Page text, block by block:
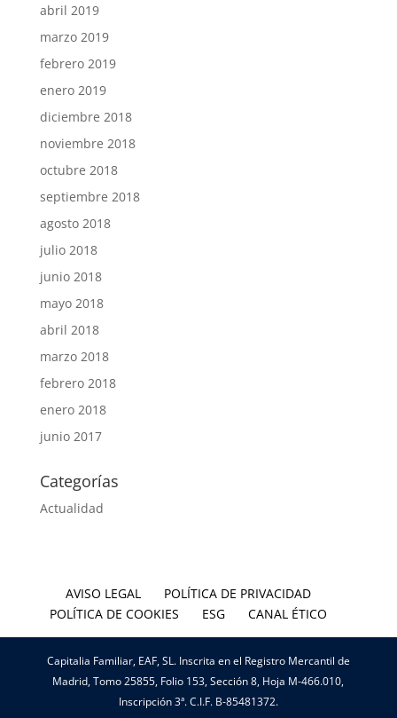
abril 2019
marzo 2019
febrero 2019
enero 2019
diciembre 2018
noviembre 2018
octubre 2018
septiembre 2018
agosto 2018
julio 2018
junio 2018
mayo 2018
abril 2018
marzo 2018
febrero 2018
enero 2018
junio 2017
Categorías
Actualidad
AVISO LEGAL
POLÍTICA DE PRIVACIDAD
POLÍTICA DE COOKIES
ESG CANAL ÉTICO
Capitalia Familiar, EAF, SL. Inscrita en el Registro Mercantil de
Madrid, Tomo 25855, Folio 153, Sección 8, Hoja M-466.010,
Inscripción 3ª. C.I.F. B-85481372.